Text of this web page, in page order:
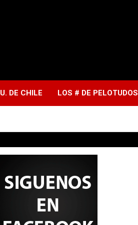
U. DE CHILE LOS # DE PELOTUDOS